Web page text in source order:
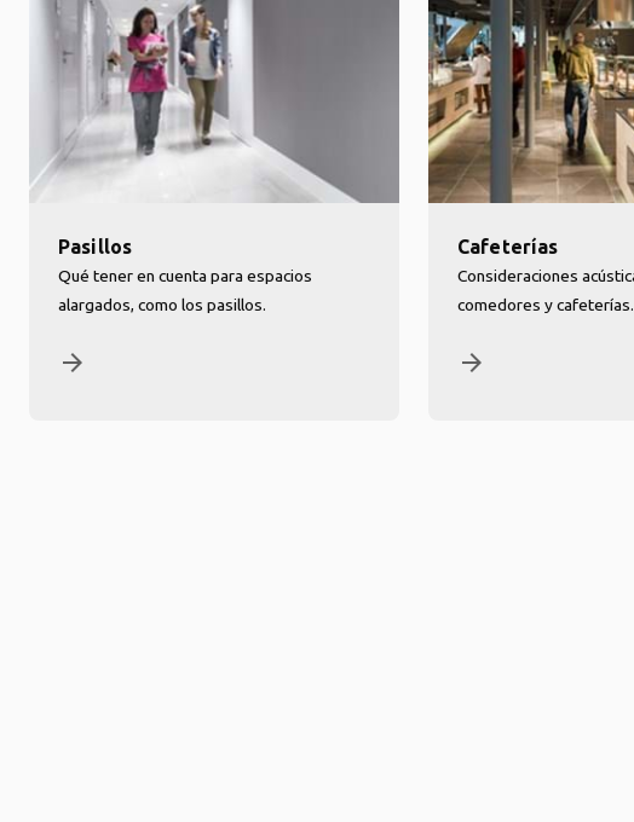
Pasillos
Qué tener en cuenta para espacios
alargados, como los pasillos.
arrow_forward
Cafeterías
Consideraciones
comedores y cafeterías.
arrow_forward